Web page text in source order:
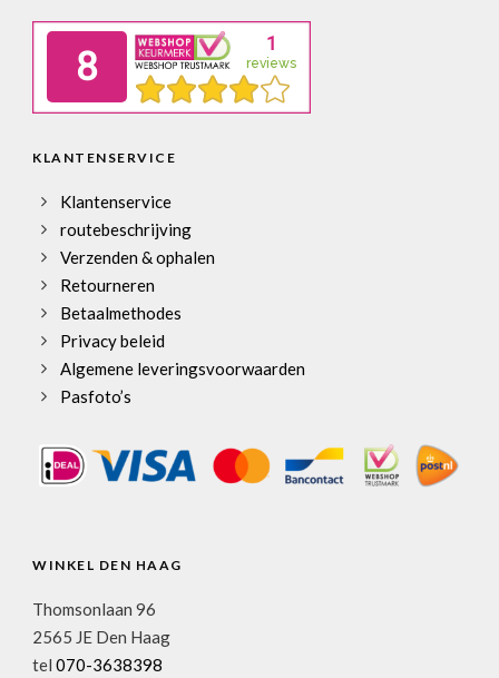
KLANTENSERVICE
Klantenservice
routebeschrijving
Verzenden & ophalen
Retourneren
Betaalmethodes
Privacy beleid
Algemene leveringsvoorwaarden
Pasfoto’s
WINKEL DEN HAAG
Thomsonlaan 96
2565 JE Den Haag
tel 070-3638398